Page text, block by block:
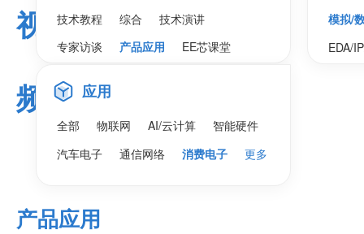
视
频
技术教程
综合
技术演讲
专家访谈
产品应用 EE芯课堂
模拟/
EDA/
应用
全部 物联网 AI/云计算
智能硬件
汽车电子
通信网络 消费电子 更多
产品应用